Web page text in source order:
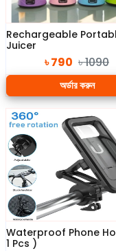
Rechargeable
Juicer
৳ 790 ৳ 1090
অর্ডার করুন
Waterproof Phone
1 Pcs )